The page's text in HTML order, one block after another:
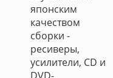
японским
качеством
сборки -
ресиверы,
усилители, CD и